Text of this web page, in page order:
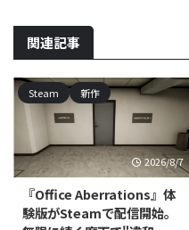
関連記事
Steam 新作
2026/8/7
『Office Aberrations』体
験版がSteamで配信開始。